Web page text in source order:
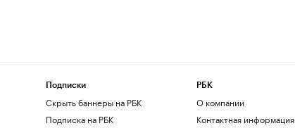
Подписки
Скрыть баннеры на РБК
Подписка на РБК
РБК
О компании
Контактная информация